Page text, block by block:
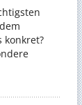
konkret?